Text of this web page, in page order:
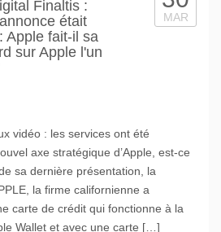
Finaltis :
était
Apple fait-il sa
sur Apple l'un
MAR
vidéo : les services ont été
axe stratégique d’Apple, est-ce
sa dernière présentation, la
la firme californienne a
carte de crédit qui fonctionne à la
Wallet et avec une carte […]